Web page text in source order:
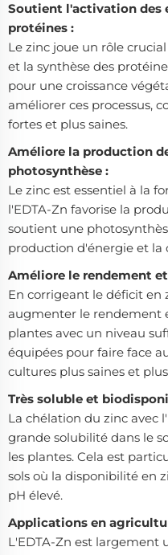
Soutient l'activation des
protéines :
Le zinc joue un rôle
et la synthèse des
pour une croissance
améliorer ces processus,
fortes et plus saines.
Améliore la production
photosynthèse :
Le zinc est essentiel à la
l'EDTA-Zn favorise la
soutient une
production d'énergie et la
Améliore le rendement
En corrigeant le déficit en
augmenter le rendement
plantes avec un niveau
équipées pour faire face
cultures plus saines et
Très soluble et
La chélation du zinc avec
grande solubilité dans le
les plantes. Cela est
sols où la disponibilité en
pH élevé.
Applications en
L'EDTA-Zn est largement